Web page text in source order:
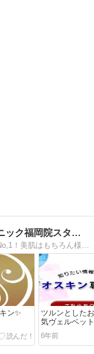
セイコメディカルビューティクリニック福岡院スタッフブログ
ン✨
ツルンとした
気ヴェルベッ
6年前